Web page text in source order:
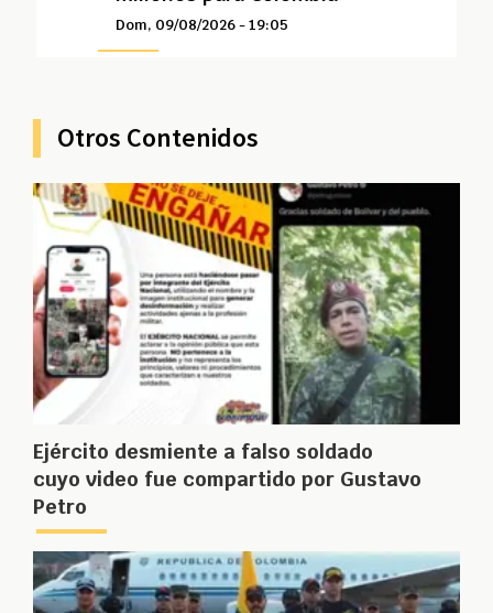
Dom, 09/08/2026 - 19:05
Otros Contenidos
Ejército desmiente a falso soldado
cuyo video fue compartido por Gustavo
Petro